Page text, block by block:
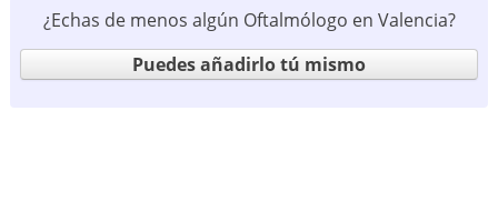
¿Echas de menos algún Oftalmólogo en Valencia?
Puedes añadirlo tú mismo